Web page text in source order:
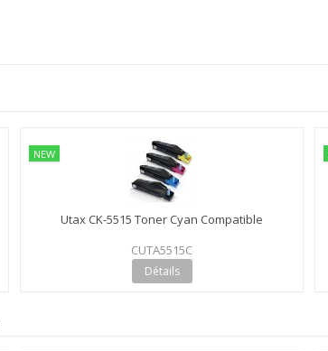
NEW
Utax CK-5515 Toner Cyan Compatible
CUTA5515C
Détails